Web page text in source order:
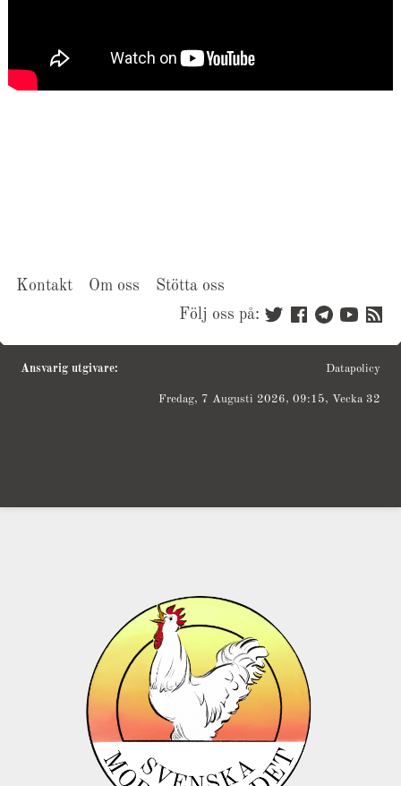
Kontakt Om oss
Stötta oss
Följ oss på:
Ansvarig utgivare: Datapolicy
Fredag, 7 Augusti 2026, 09:15, Vecka 32